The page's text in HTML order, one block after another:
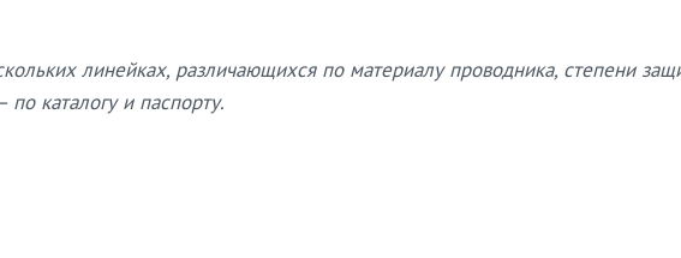
линейках, различающихся по материалу проводника, степени
каталогу и паспорту.